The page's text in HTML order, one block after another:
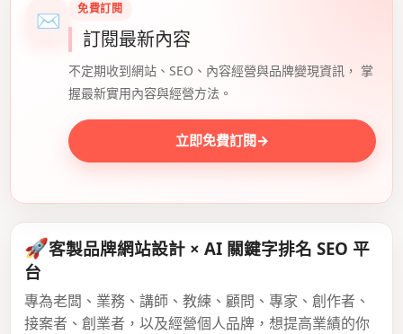
✉ 免費訂閱
訂閱最新內容
不定期收到網站、SEO、內容經營與品牌變現資訊， 掌
握最新實用內容與經營方法。
立即免費訂閱→
🚀客製品牌網站設計 × AI 關鍵字排名 SEO 平
台
專為老闆、業務、講師、教練、顧問、專家、創作者、
接案者、創業者，以及經營個人品牌，想提高業績的你